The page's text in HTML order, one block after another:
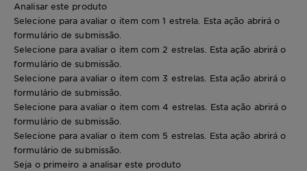
Analisar este produto
Selecione para avaliar o item com 1 estrela. Esta ação abrirá o
formulário de submissão.
Selecione para avaliar o item com 2 estrelas. Esta ação abrirá o
formulário de submissão.
Selecione para avaliar o item com 3 estrelas. Esta ação abrirá o
formulário de submissão.
Selecione para avaliar o item com 4 estrelas. Esta ação abrirá o
formulário de submissão.
Selecione para avaliar o item com 5 estrelas. Esta ação abrirá o
formulário de submissão.
Seja o primeiro a analisar este produto